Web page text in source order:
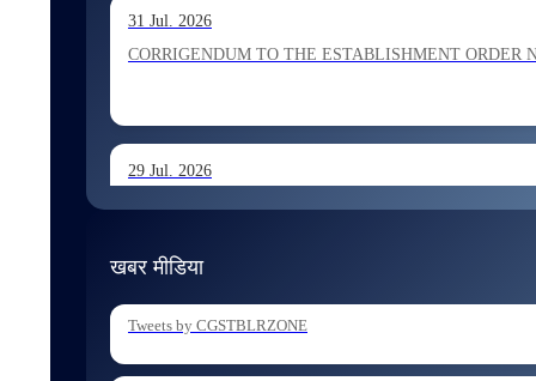
13 Jul. 2026
Allocation of Executive Assistant recommended for
31 Jul. 2026
CORRIGENDUM TO THE ESTABLISHMENT ORDER
29 Jul. 2026
29 Jul. 2026
खबर मीडिया
Tweets by CGSTBLRZONE